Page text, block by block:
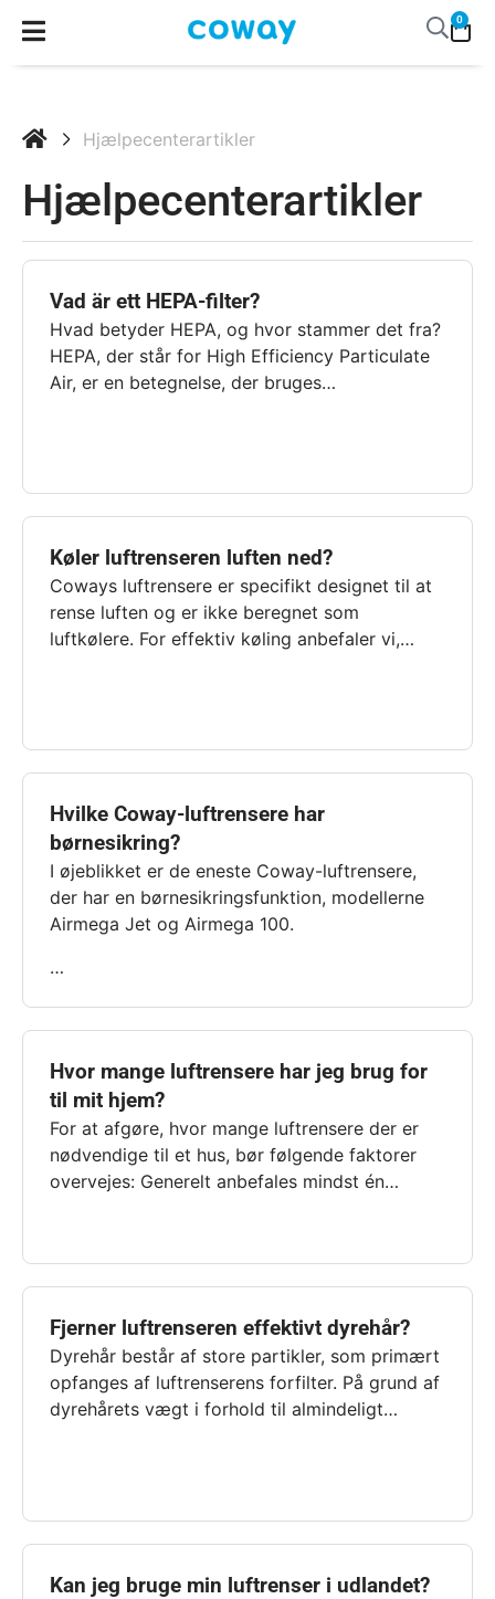
0
Hjælpecenterartikler
Hjælpecenterartikler
Vad är ett HEPA-filter?
Hvad betyder HEPA, og hvor stammer det fra?
HEPA, der står for High Efficiency Particulate
Air, er en betegnelse, der bruges…
Køler luftrenseren luften ned?
Coways luftrensere er specifikt designet til at
rense luften og er ikke beregnet som
luftkølere. For effektiv køling anbefaler vi,…
Hvilke Coway-luftrensere har
børnesikring?
I øjeblikket er de eneste Coway-luftrensere,
der har en børnesikringsfunktion, modellerne
Airmega Jet og Airmega 100.
…
Hvor mange luftrensere har jeg brug for
til mit hjem?
For at afgøre, hvor mange luftrensere der er
nødvendige til et hus, bør følgende faktorer
overvejes: Generelt anbefales mindst én…
Fjerner luftrenseren effektivt dyrehår?
Dyrehår består af store partikler, som primært
opfanges af luftrenserens forfilter. På grund af
dyrehårets vægt i forhold til almindeligt…
Kan jeg bruge min luftrenser i udlandet?